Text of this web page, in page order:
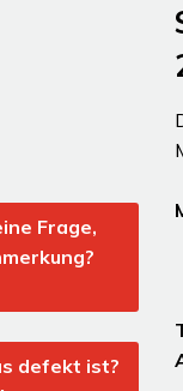
Frage,
defekt ist?